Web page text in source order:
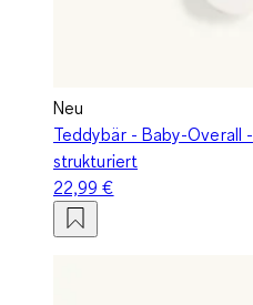
Neu
Teddybär - Baby-Overall -
strukturiert
22,99 €